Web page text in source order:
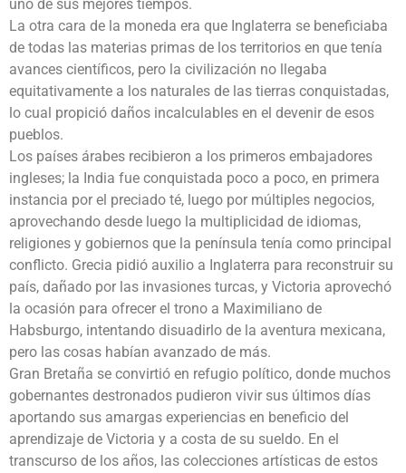
uno de sus mejores tiempos.
La otra cara de la moneda era que Inglaterra se beneficiaba
de todas las materias primas de los territorios en que tenía
avances científicos, pero la civilización no llegaba
equitativamente a los naturales de las tierras conquistadas,
lo cual propició daños incalculables en el devenir de esos
pueblos.
Los países árabes recibieron a los primeros embajadores
ingleses; la India fue conquistada poco a poco, en primera
instancia por el preciado té, luego por múltiples negocios,
aprovechando desde luego la multiplicidad de idiomas,
religiones y gobiernos que la península tenía como principal
conflicto. Grecia pidió auxilio a Inglaterra para reconstruir su
país, dañado por las invasiones turcas, y Victoria aprovechó
la ocasión para ofrecer el trono a Maximiliano de
Habsburgo, intentando disuadirlo de la aventura mexicana,
pero las cosas habían avanzado de más.
Gran Bretaña se convirtió en refugio político, donde muchos
gobernantes destronados pudieron vivir sus últimos días
aportando sus amargas experiencias en beneficio del
aprendizaje de Victoria y a costa de su sueldo. En el
transcurso de los años, las colecciones artísticas de estos